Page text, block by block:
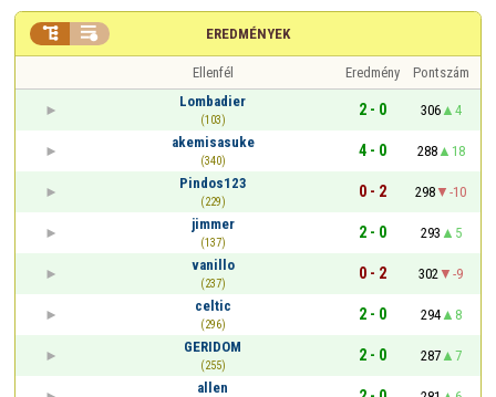
EREDMÉNYEK
 
Ellenfél Eredmény
Pontszám
Lombadier
(103)
2 - 0 306
4
akemisasuke
(340)
4 - 0 288
18
Pindos123
(229)
0 - 2 298
-10
jimmer
(137)
2 - 0 293
5
vanillo
(237)
0 - 2 302
-9
celtic
(296)
2 - 0 294
8
GERIDOM
(255)
2 - 0 287
7
allen